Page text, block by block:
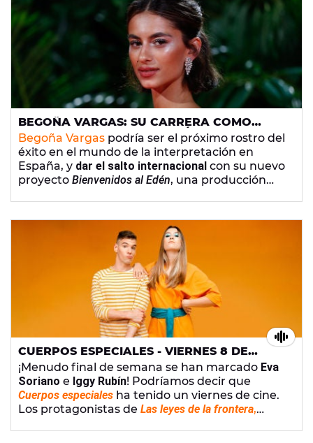
BEGOÑA VARGAS: SU CARRERA COMO
ACTRIZ, SU RUPTURA CON ÓSCAR CASAS Y
POR QUÉ NO LE GUSTA QUE LA LLAMEN
'INFLUENCER'
Begoña Vargas podría ser el próximo rostro del
éxito en el mundo de la interpretación en
España, y dar el salto internacional con su nuevo
proyecto Bienvenidos al Edén, una producción
CUERPOS ESPECIALES - VIERNES 8 DE
OCTUBRE DE 2021
¡Menudo final de semana se han marcado Eva
Soriano e Iggy Rubín! Podríamos decir que
Cuerpos especiales ha tenido un viernes de cine.
Los protagonistas de Las leyes de la frontera,